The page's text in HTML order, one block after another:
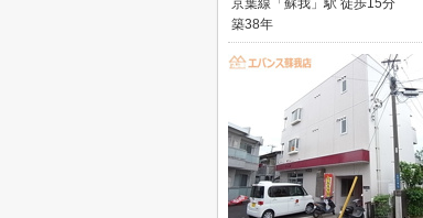
京葉線「蘇我」駅 徒歩15分
築38年